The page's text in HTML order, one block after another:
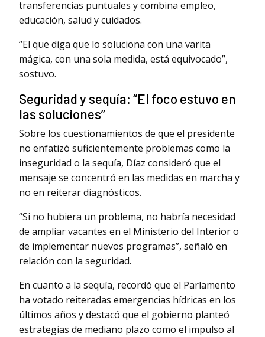
transferencias puntuales y combina empleo,
educación, salud y cuidados.
“El que diga que lo soluciona con una varita
mágica, con una sola medida, está equivocado”,
sostuvo.
Seguridad y sequía: “El foco estuvo en
las soluciones”
Sobre los cuestionamientos de que el presidente
no enfatizó suficientemente problemas como la
inseguridad o la sequía, Díaz consideró que el
mensaje se concentró en las medidas en marcha y
no en reiterar diagnósticos.
“Si no hubiera un problema, no habría necesidad
de ampliar vacantes en el Ministerio del Interior o
de implementar nuevos programas”, señaló en
relación con la seguridad.
En cuanto a la sequía, recordó que el Parlamento
ha votado reiteradas emergencias hídricas en los
últimos años y destacó que el gobierno planteó
estrategias de mediano plazo como el impulso al